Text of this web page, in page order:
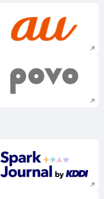
新規ウィンドウで
新規ウィンドウで
新規ウィンドウで